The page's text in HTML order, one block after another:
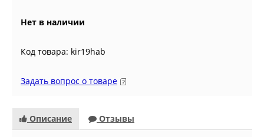
Нет в наличии
Код товара: kir19hab
Задать вопрос о товаре
Описание Отзывы